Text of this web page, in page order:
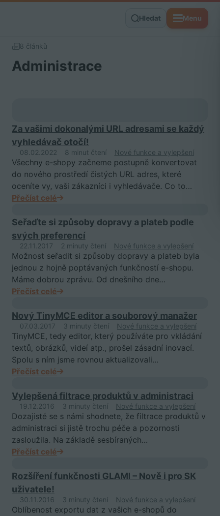
Hledat Menu
8 článků
Administrace
Za vašimi dokonalými URL adresami se každý
vyhledávač otočí!
08.02.2022 8 minut čtení Nové funkce a vylepšení
Všechny e-shopy začneme postupně konvertovat
do nového prostředí čistých URL adres, které
oceníte vy, vaši zákazníci i vyhledávače. Co to…
Přečíst celé
Seřaďte si způsoby dopravy a plateb podle
svých preferencí
22.11.2017 2 minuty čtení Nové funkce a vylepšení
Možnost seřadit si způsoby dopravy a plateb byla
jednou z hojně poptávaných funkčností e-shopu.
Máme dobrou zprávu. Od dnešního dne…
Přečíst celé
Nový TinyMCE editor a souborový manažer
07.03.2017 3 minuty čtení Nové funkce a vylepšení
TinyMCE, tedy editor, který používáte pro vkládání
textů, obrázků, videí atp., prošel zásadní inovací.
Spolu s ním jsme rovnou aktualizovali…
Přečíst celé
Vylepšená filtrace produktů v administraci
19.12.2016 3 minuty čtení Nové funkce a vylepšení
Dozajisté se s námi shodnete, že filtrace produktů v
administraci si jistě trochu péče a pozornosti
zasloužila. Na základě sesbíraných…
Přečíst celé
Rozšíření funkčnosti GLAMI – Nově i pro SK
uživatele!
30.11.2016 3 minuty čtení Nové funkce a vylepšení
Oblíbenost exportu dat z vašich e-shopů do